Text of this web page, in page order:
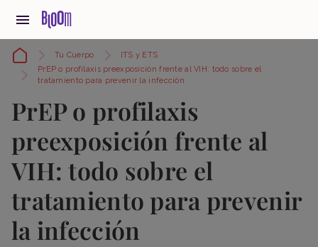
Tu Cuerpo
ITS y ETS
PrEP o profilaxis preexposición frente al VIH: todo sobre el
tratamiento para prevenir la infección
PrEP o profilaxis
preexposición frente al
VIH: todo sobre el
tratamiento para prevenir
la infección